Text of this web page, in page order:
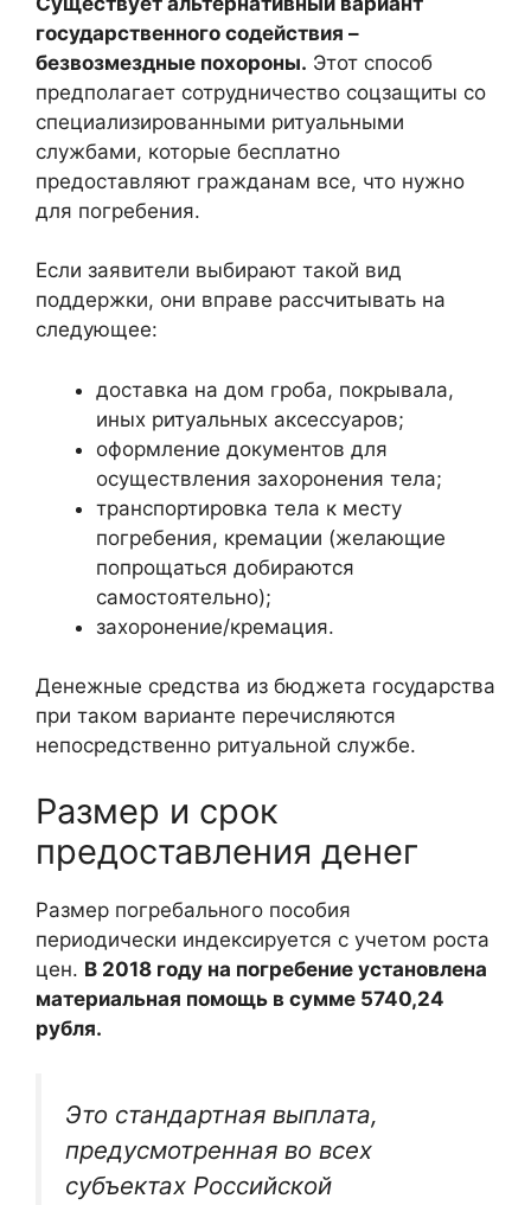
государственного содействия –
безвозмездные похороны. Этот способ
предполагает сотрудничество соцзащиты со
специализированными ритуальными
службами, которые бесплатно
предоставляют гражданам все, что нужно
для погребения.
Если заявители выбирают такой вид
поддержки, они вправе рассчитывать на
следующее:
доставка на дом гроба, покрывала,
иных ритуальных аксессуаров;
оформление документов для
осуществления захоронения тела;
транспортировка тела к месту
погребения, кремации (желающие
попрощаться добираются
самостоятельно);
захоронение/кремация.
Денежные средства из бюджета государства
при таком варианте перечисляются
непосредственно ритуальной службе.
Размер и срок
предоставления денег
Размер погребального пособия
периодически индексируется с учетом роста
цен. В 2018 году на погребение установлена
материальная помощь в сумме 5740,24
рубля.
Это стандартная выплата,
предусмотренная во всех
субъектах Российской